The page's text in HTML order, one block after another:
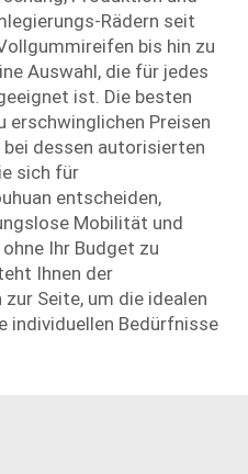
Rädern seit
bis hin zu
Auswahl, die für jedes
ist. Die besten
erschwinglichen Preisen
bei dessen autorisierten
sich für
entscheiden,
Mobilität und
Ihr Budget zu
Ihnen der
zur Seite, um die idealen
individuellen Bedürfnisse